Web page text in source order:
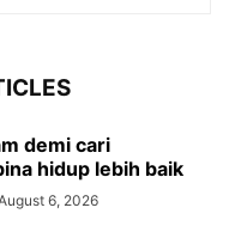
demi cari
hidup lebih baik
6, 2026